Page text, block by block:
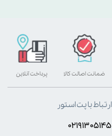
پرداخت آنلاین ضمانت اصالت کالا
ارتباط با پت استور
۰۲۱۹۱۳۰۵۱۴۵